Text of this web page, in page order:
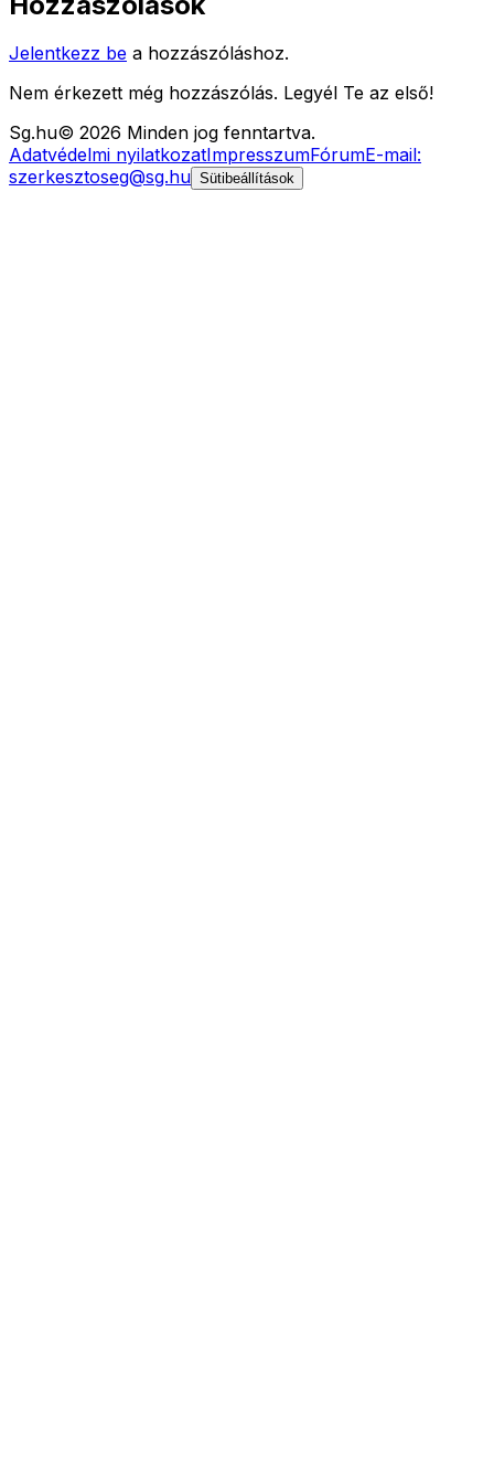
Jelentkezz be a hozzászóláshoz.
Nem érkezett még hozzászólás. Legyél Te az első!
Sg.hu© 2026 Minden jog fenntartva.
Adatvédelmi nyilatkozatImpresszumFórumE-mail:
szerkesztoseg@sg.hu Sütibeállítások